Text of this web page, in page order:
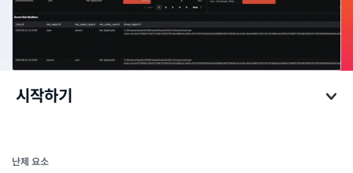
시작하기
난제 요소